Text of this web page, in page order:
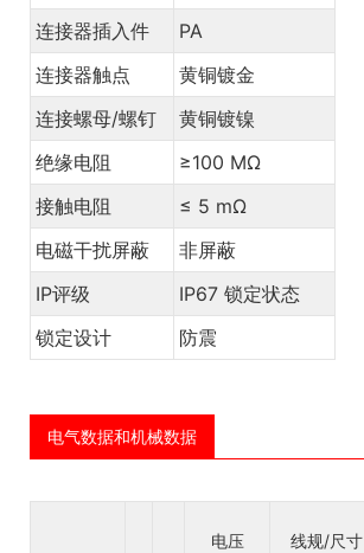
连接器插入件
PA
连接器触点
黄铜镀金
连接螺母/螺钉
黄铜镀镍
绝缘电阻
≥100 MΩ
接触电阻
≤ 5 mΩ
电磁干扰屏蔽
非屏蔽
IP评级
IP67 锁定状态
锁定设计
防震
电气数据和机械数据
电压 线规/尺寸